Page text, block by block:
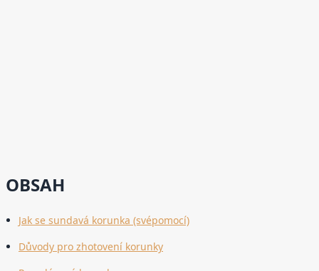
OBSAH
Jak se sundavá korunka (svépomocí)
Důvody pro zhotovení korunky